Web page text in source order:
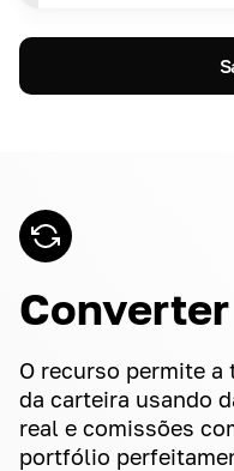
O recurso permite
da carteira usando
real e comissões
portfólio